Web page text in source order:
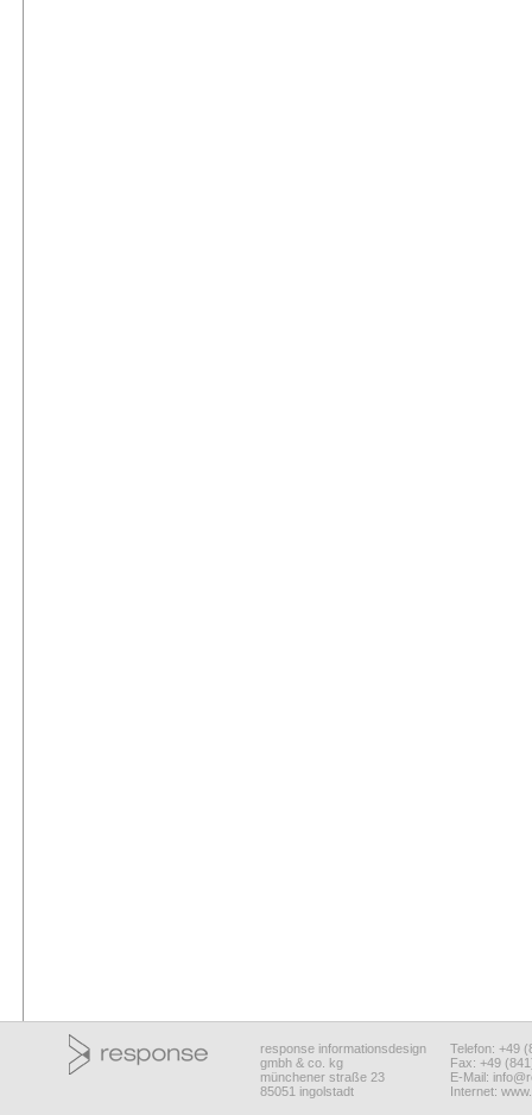
response informationsdesign
gmbh & co. kg
münchener straße 23
85051 ingolstadt
Telefon: +49
Fax: +49
E-Mail:
Internet: